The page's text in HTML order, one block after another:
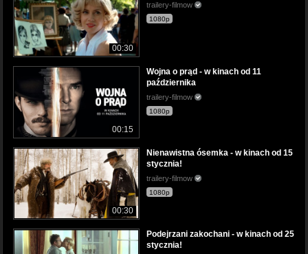
00:30
trailery-filmow
1080p
00:15
Wojna o prąd - w kinach od 11
października
trailery-filmow
1080p
00:30
Nienawistna ósemka - w kinach od 15
stycznia!
trailery-filmow
1080p
Podejrzani zakochani - w kinach od 25
stycznia!